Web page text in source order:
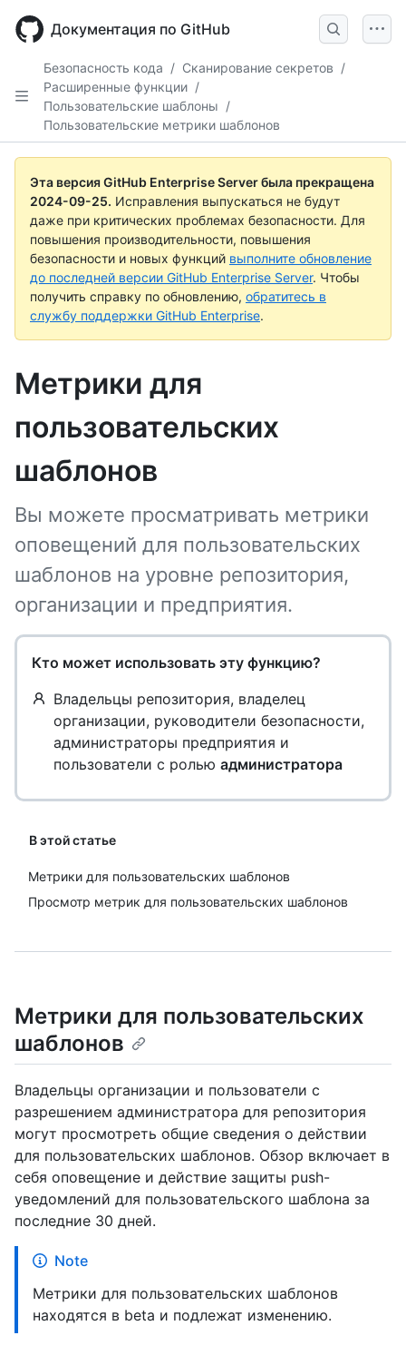
main
Документация по GitHub
Безопасность кода / Сканирование секретов /
Расширенные функции /
Пользовательские шаблоны /
Пользовательские метрики шаблонов
Эта версия GitHub Enterprise Server была прекращена
2024-09-25. Исправления выпускаться не будут
даже при критических проблемах безопасности. Для
повышения производительности, повышения
безопасности и новых функций выполните обновление
до последней версии GitHub Enterprise Server. Чтобы
получить справку по обновлению, обратитесь в
службу поддержки GitHub Enterprise.
Метрики для
пользовательских
шаблонов
Вы можете просматривать метрики
оповещений для пользовательских
шаблонов на уровне репозитория,
организации и предприятия.
Кто может использовать эту функцию?
Владельцы репозитория, владелец
организации, руководители безопасности,
администраторы предприятия и
пользователи с ролью администратора
В этой статье
Метрики для пользовательских шаблонов
Просмотр метрик для пользовательских шаблонов
Метрики для пользовательских
шаблонов
Владельцы организации и пользователи с
разрешением администратора для репозитория
могут просмотреть общие сведения о действии
для пользовательских шаблонов. Обзор включает в
себя оповещение и действие защиты push-
уведомлений для пользовательского шаблона за
последние 30 дней.
Note
Метрики для пользовательских шаблонов
находятся в beta и подлежат изменению.